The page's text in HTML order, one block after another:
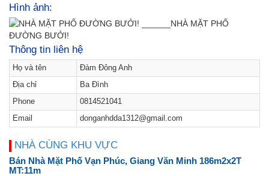
Hình ảnh:
Thông tin liên hệ
Họ và tên
Đàm Đông Anh
Địa chỉ
Ba Đình
Phone
0814521041
Email
donganhdda1312@gmail.com
NHÀ CÙNG KHU VỰC
Bán Nhà Mặt Phố Vạn Phúc, Giang Văn Minh 186m2x2T
MT:11m